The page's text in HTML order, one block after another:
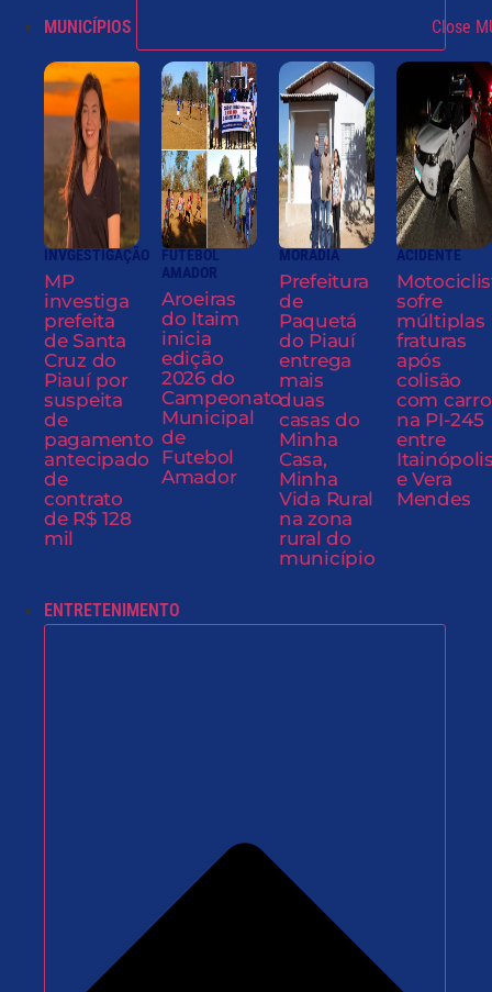
MUNICÍPIOS Close
INVGESTIGAÇÃO
MP
investiga
prefeita
de Santa
Cruz do
Piauí por
suspeita
de
pagamento
antecipado
de
contrato
de R$ 128
mil
FUTEBOL
AMADOR
Aroeiras
do Itaim
inicia
edição
2026 do
Campeonato
Municipal
de
Futebol
Amador
MORADIA
Prefeitura
de
Paquetá
do Piauí
entrega
mais
duas
casas do
Minha
Casa,
Minha
Vida Rural
na zona
rural do
município
ACIDENTE
sofre
múltiplas
fraturas
após
colisão
com carro
na PI-245
entre
e Vera
Mendes
ENTRETENIMENTO